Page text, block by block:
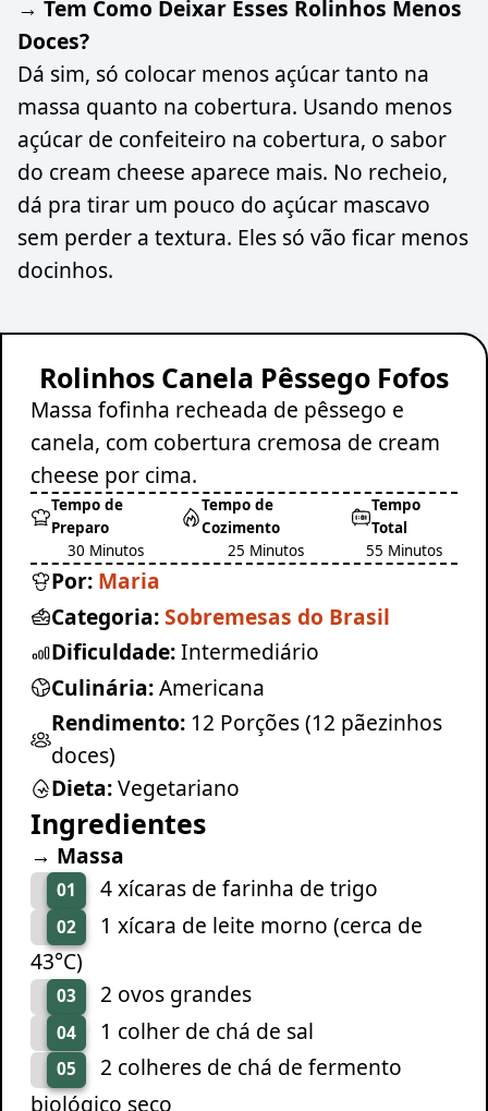
→ Tem Como Deixar Esses Rolinhos Menos
Doces?
Dá sim, só colocar menos açúcar tanto na
massa quanto na cobertura. Usando menos
açúcar de confeiteiro na cobertura, o sabor
do cream cheese aparece mais. No recheio,
dá pra tirar um pouco do açúcar mascavo
sem perder a textura. Eles só vão ficar menos
docinhos.
Rolinhos Canela Pêssego Fofos
Massa fofinha recheada de pêssego e
canela, com cobertura cremosa de cream
cheese por cima.
Tempo de
Preparo
30 Minutos
Tempo de
Cozimento
25 Minutos
Tempo
Total
55 Minutos
Por: Maria
Categoria:Sobremesas do Brasil
Dificuldade:Intermediário
Culinária:Americana
Rendimento: 12 Porções (12 pãezinhos
doces)
Dieta:Vegetariano
Ingredientes
→ Massa
01 4 xícaras de farinha de trigo
02
1 xícara de leite morno (cerca de
43°C)
03 2 ovos grandes
04 1 colher de chá de sal
05
2 colheres de chá de fermento
biológico seco